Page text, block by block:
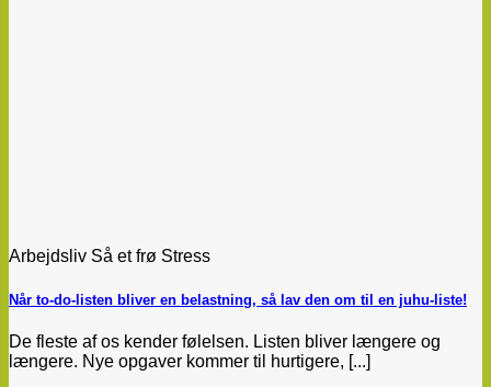
Arbejdsliv Så et frø Stress
Når to-do-listen bliver en belastning, så lav den om til en juhu-liste!
De fleste af os kender følelsen. Listen bliver længere og
længere. Nye opgaver kommer til hurtigere, [...]